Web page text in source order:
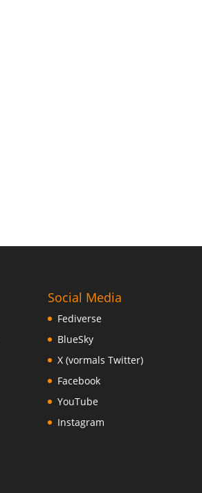
Social Media
Fediverse
BlueSky
X (vormals Twitter)
Facebook
YouTube
Instagram